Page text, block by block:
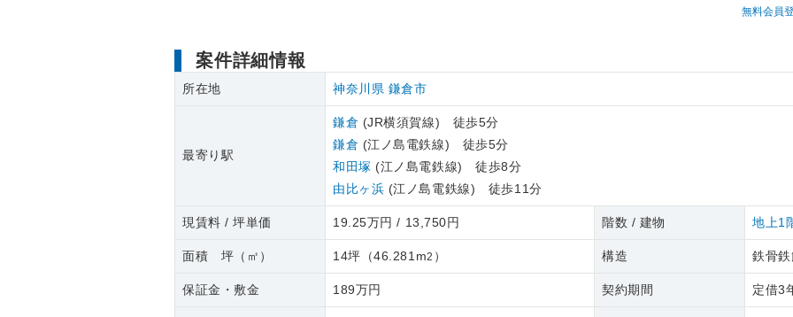
無料会員
案件詳細情報
所在地 神奈川県 鎌倉市
最寄り駅
鎌倉 (JR横須賀線) 徒歩5分
鎌倉 (江ノ島電鉄線) 徒歩5分
和田塚 (江ノ島電鉄線) 徒歩8分
由比ヶ浜 (江ノ島電鉄線) 徒歩11分
現賃料 / 坪単価 19.25万円 / 13,750円 階数 / 建物 地上1
面積 坪（㎡） 14坪 （46.281m2 ） 構造 鉄骨
保証金・敷金 189万円 契約期間 定借3